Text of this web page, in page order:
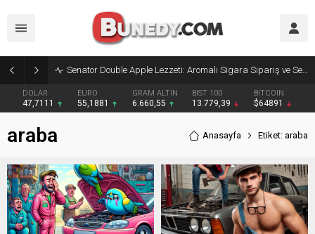
Senator Double Apple Lezzeti: Aromalı Sigara Sipariş ve Senator Sigara Dünyasına Yolculuk
DOLAR
47,7111
EURO
55,1881
GRAM ALTIN
6.660,55
BIST 100
13.779,39
BITCOIN
$64891
araba Anasayfa Etiket: araba